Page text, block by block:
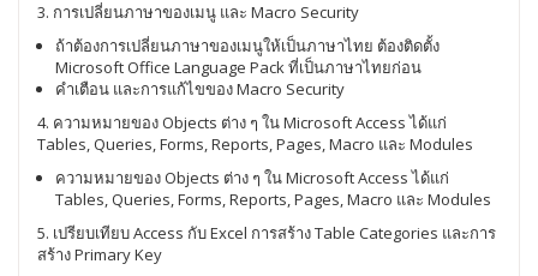
3. การเปลี่ยนภาษาของเมนู และ Macro Security
ถ้าต้องการเปลี่ยนภาษาของเมนูให้เป็นภาษาไทย ต้องติดตั้ง
Microsoft Office Language Pack ที่เป็นภาษาไทยก่อน
คำเตือน และการแก้ไขของ Macro Security
4. ความหมายของ Objects ต่าง ๆ ใน Microsoft Access ได้แก่
Tables, Queries, Forms, Reports, Pages, Macro และ Modules
ความหมายของ Objects ต่าง ๆ ใน Microsoft Access ได้แก่
Tables, Queries, Forms, Reports, Pages, Macro และ Modules
5. เปรียบเทียบ Access กับ Excel การสร้าง Table Categories และการ
สร้าง Primary Key